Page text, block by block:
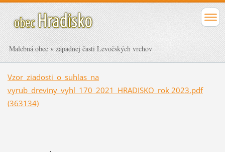
Malebná obec v západnej časti Levočských vrchov
Vzor_ziadosti_o_suhlas_na
vyrub_dreviny_vyhl_170_2021_HRADISKO_rok 2023.pdf
(363134)